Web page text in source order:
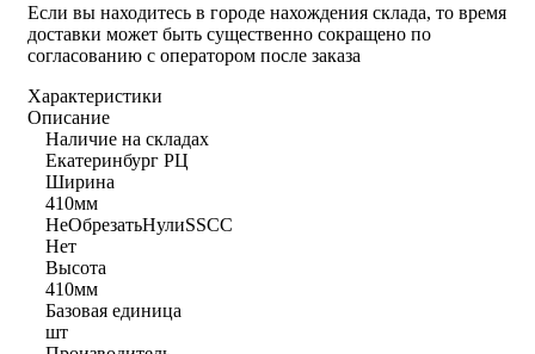
Если вы находитесь в городе нахождения склада, то время
доставки может быть существенно сокращено по
согласованию с оператором после заказа
Характеристики
Описание
Наличие на складах
Екатеринбург РЦ
Ширина
410мм
НеОбрезатьНулиSSCC
Нет
Высота
410мм
Базовая единица
шт